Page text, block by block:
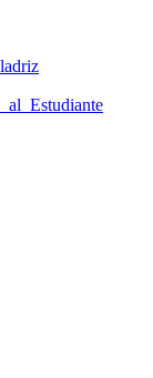
Estudiante